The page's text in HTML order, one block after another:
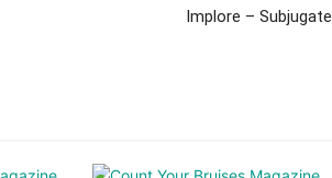
Implore – Subjugate